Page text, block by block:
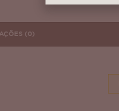
(0)